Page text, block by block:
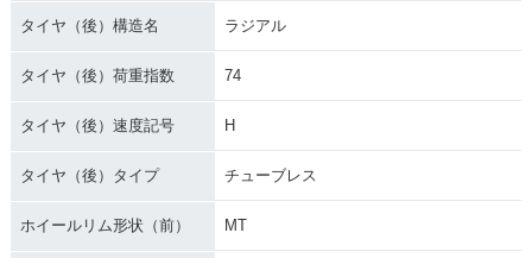
タイヤ（後）構造名 ラジアル
タイヤ（後）荷重指数 74
タイヤ（後）速度記号 H
タイヤ（後）タイプ チューブレス
ホイールリム形状（前） MT